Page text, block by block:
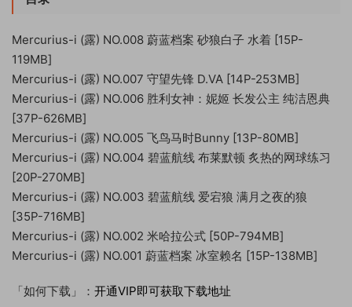
Mercurius-i (露) NO.008 蔚蓝档案 砂狼白子 水着 [15P-
119MB]
Mercurius-i (露) NO.007 守望先锋 D.VA [14P-253MB]
Mercurius-i (露) NO.006 胜利女神：妮姬 长发公主 纯洁恩典
[37P-626MB]
Mercurius-i (露) NO.005 飞鸟马时Bunny [13P-80MB]
Mercurius-i (露) NO.004 碧蓝航线 布莱默顿 炙热的网球练习
[20P-270MB]
Mercurius-i (露) NO.003 碧蓝航线 爱宕狼 满月之夜的狼
[35P-716MB]
Mercurius-i (露) NO.002 米哈拉公式 [50P-794MB]
Mercurius-i (露) NO.001 蔚蓝档案 冰室赖名 [15P-138MB]
「如何下载」： 开通VIP即可获取下载地址